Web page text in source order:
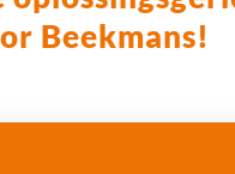
Beekmans!